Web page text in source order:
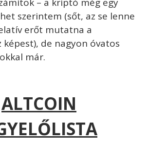
szerintem (sőt, az se lenne
erőt mutatna a
képest), de nagyon óvatos
már.
ALTCOIN